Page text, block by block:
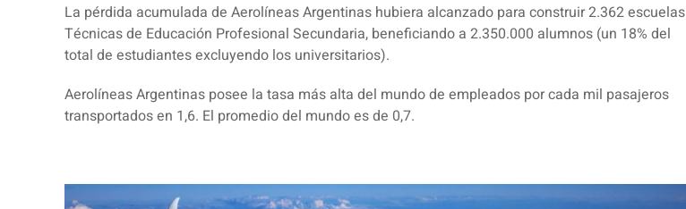
La pérdida acumulada de Aerolíneas Argentinas hubiera alcanzado para construir 2.362 escuelas
Técnicas de Educación Profesional Secundaria, beneficiando a 2.350.000 alumnos (un 18% del
total de estudiantes excluyendo los universitarios).
Aerolíneas Argentinas posee la tasa más alta del mundo de empleados por cada mil pasajeros
transportados en 1,6. El promedio del mundo es de 0,7.